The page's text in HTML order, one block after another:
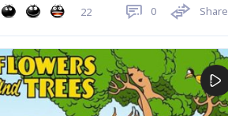
22 0 Share